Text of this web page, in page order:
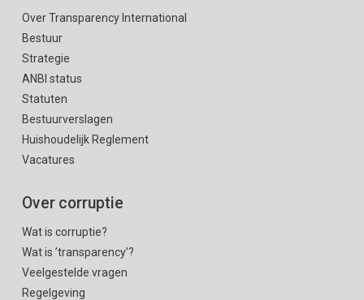
Over Transparency International
Bestuur
Strategie
ANBI status
Statuten
Bestuurverslagen
Huishoudelijk Reglement
Vacatures
Over corruptie
Wat is corruptie?
Wat is ’transparency’?
Veelgestelde vragen
Regelgeving